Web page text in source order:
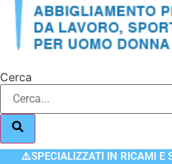
Cerca
⚠️SPECIALIZZATI IN RICAMI E